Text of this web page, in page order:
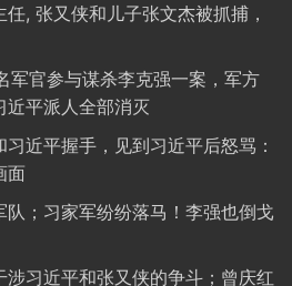
, 张又侠和儿子张文杰被抓捕，
军官参与谋杀李克强一案，军方
近平派人全部消灭
近平握手，见到习近平后怒骂：
面
队；习家军纷纷落马！李强也倒戈
习近平和张又侠的争斗；曾庆红